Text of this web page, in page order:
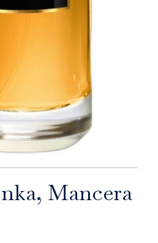
Mancera